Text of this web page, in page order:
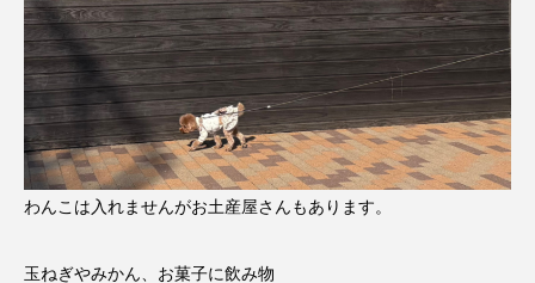
わんこは入れませんがお土産屋さんもあります。
玉ねぎやみかん、お菓子に飲み物